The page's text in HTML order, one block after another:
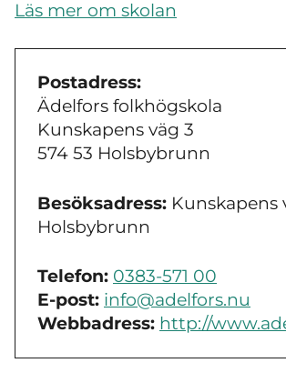
Läs mer om skolan
Postadress:
Ädelfors folkhögskola
Kunskapens väg 3
574 53 Holsbybrunn
Besöksadress: Kunskapens
Holsbybrunn
Telefon: 0383-571 00
E-post: info@adelfors.nu
Webbadress: http://